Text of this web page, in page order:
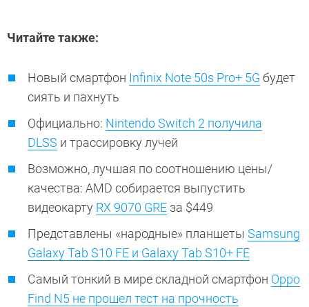
Читайте также:
Новый смартфон Infinix Note 50s Pro+ 5G будет
сиять и пахнуть
Официально: Nintendo Switch 2 получила
DLSS и трассировку лучей
Возможно, лучшая по соотношению цены/
качества: AMD собирается выпустить
видеокарту RX 9070 GRE за $449
Представлены «народные» планшеты Samsung
Galaxy Tab S10 FE и Galaxy Tab S10+ FE
Самый тонкий в мире складной смартфон Oppo
Find N5 не прошел тест на прочность